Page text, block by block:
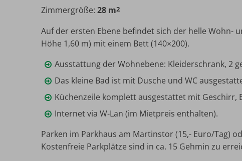
Maximalbelegung:
Zimmergröße: 28 m2
Auf der ersten Ebene befindet sich der helle Wohn-
Höhe 1,60 m) mit einem Bett (140×200).
Ausstattung der Wohnebene: Kleiderschrank, 2
Das kleine Bad ist mit Dusche und WC
Küchenzeile komplett ausgestattet mit Geschirr,
Internet via W-Lan (im Mietpreis enthalten).
Parken im Parkhaus am Martinstor (15,- Euro/Tag)
Kostenfreie Parkplätze sind in ca. 15 Gehmin zu